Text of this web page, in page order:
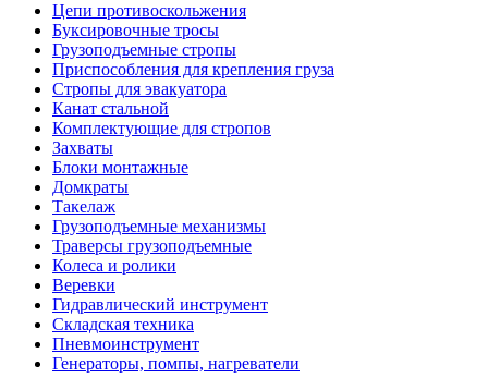
Цепи противоскольжения
Буксировочные тросы
Грузоподъемные стропы
Приспособления для крепления груза
Стропы для эвакуатора
Канат стальной
Комплектующие для стропов
Захваты
Блоки монтажные
Домкраты
Такелаж
Грузоподъемные механизмы
Траверсы грузоподъемные
Колеса и ролики
Веревки
Гидравлический инструмент
Складская техника
Пневмоинструмент
Генераторы, помпы, нагреватели